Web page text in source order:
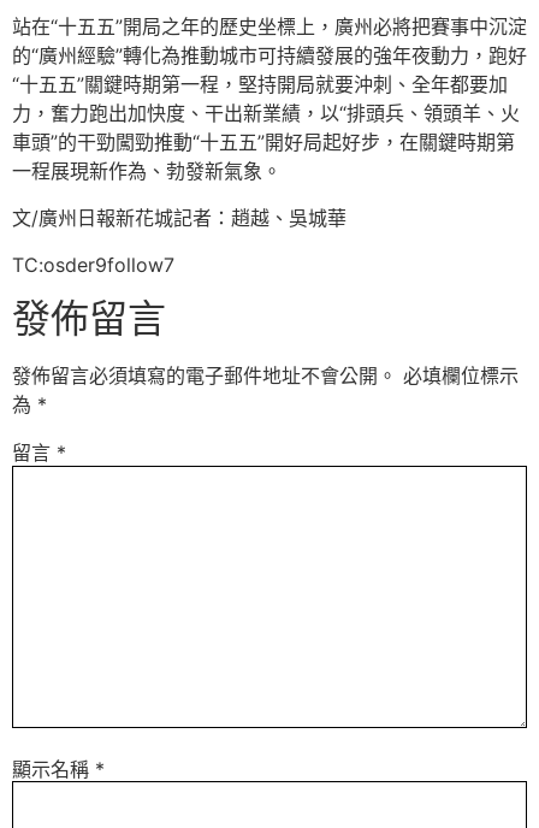
站在“十五五”開局之年的歷史坐標上，廣州必將把賽事中沉淀
的“廣州經驗”轉化為推動城市可持續發展的強年夜動力，跑好
“十五五”關鍵時期第一程，堅持開局就要沖刺、全年都要加
力，奮力跑出加快度、干出新業績，以“排頭兵、領頭羊、火
車頭”的干勁闖勁推動“十五五”開好局起好步，在關鍵時期第
一程展現新作為、勃發新氣象。
文/廣州日報新花城記者：趙越、吳城華
TC:osder9follow7
發佈留言
發佈留言必須填寫的電子郵件地址不會公開。 必填欄位標示
為 *
留言 *
顯示名稱 *